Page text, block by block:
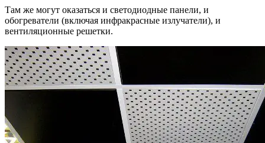
Там же могут оказаться и светодиодные панели, и
обогреватели (включая инфракрасные излучатели), и
вентиляционные решетки.